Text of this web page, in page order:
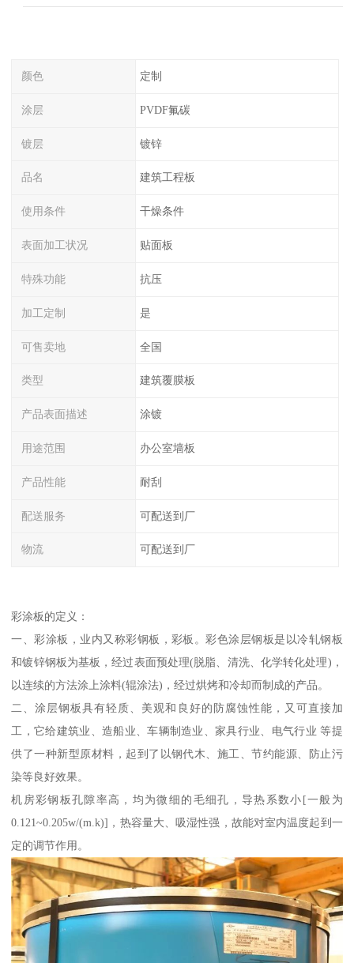
颜色 定制
涂层 PVDF氟碳
镀层 镀锌
品名 建筑工程板
使用条件 干燥条件
表面加工状况 贴面板
特殊功能 抗压
加工定制 是
可售卖地 全国
类型 建筑覆膜板
产品表面描述 涂镀
用途范围 办公室墙板
产品性能 耐刮
配送服务 可配送到厂
物流 可配送到厂
彩涂板的定义：
一、彩涂板，业内又称彩钢板，彩板。彩色涂层钢板是以冷轧钢板
和镀锌钢板为基板，经过表面预处理(脱脂、清洗、化学转化处理)，
以连续的方法涂上涂料(辊涂法)，经过烘烤和冷却而制成的产品。
二、涂层钢板具有轻质、美观和良好的防腐蚀性能，又可直接加
工，它给建筑业、造船业、车辆制造业、家具行业、电气行业 等提
供了一种新型原材料，起到了以钢代木、施工、节约能源、防止污
染等良好效果。
机房彩钢板孔隙率高，均为微细的毛细孔，导热系数小[一般为
0.121~0.205w/(m.k)]，热容量大、吸湿性强，故能对室内温度起到一
定的调节作用。